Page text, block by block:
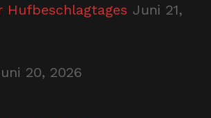
Hufbeschlagtages Juni 21,
20, 2026